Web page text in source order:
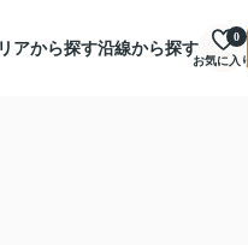
アから探す沿線から探す
お気に入り
0